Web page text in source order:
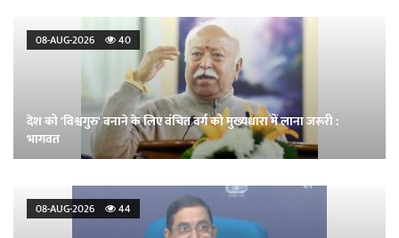
08-AUG-2026 40
देश को 'विश्वगुरु' बनाने के लिए वंचित वर्ग को मुख्यधारा में लाना जरूरी :
भागवत
08-AUG-2026 44